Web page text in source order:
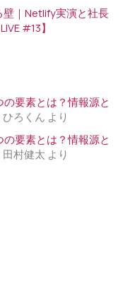
壁｜Netlify実演と社長
#13】
要素とは？情報源と
ひろくん より
要素とは？情報源と
田村健太 より